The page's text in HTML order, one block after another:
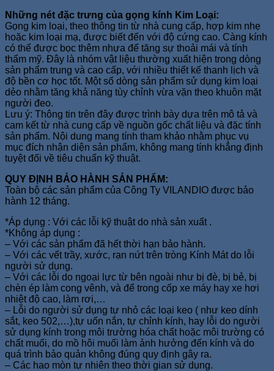
Những nét đặc trưng của gọng kính Kim Loại:
Gọng kim loại, theo thông tin từ nhà cung cấp, hợp kim nhẹ
hoặc kim loại mạ, được biết đến với độ cứng cao. Càng kính
có thể được bọc thêm nhựa để tăng sự thoải mái và tính
thẩm mỹ. Đây là nhóm vật liệu thường xuất hiện trong dòng
sản phẩm trung và cao cấp, với nhiều thiết kế thanh lịch và
độ bền cơ học tốt. Một số dòng sản phẩm sử dụng kim loại
dẻo nhằm tăng khả năng tùy chỉnh vừa vặn theo khuôn mặt
người đeo.
Lưu ý: Thông tin trên đây được trình bày dựa trên mô tả và
cam kết từ nhà cung cấp về nguồn gốc chất liệu và đặc tính
sản phẩm. Nội dung mang tính tham khảo nhằm phục vụ
mục đích nhận diện sản phẩm, không mang tính khẳng định
tuyệt đối về tiêu chuẩn kỹ thuật.
QUY ĐỊNH BẢO HÀNH SẢN PHẨM:
Toàn bộ các sản phẩm của Công Ty VILANDIO được bảo
hành 12 tháng.
*Áp dụng : Với các lỗi kỹ thuật do nhà sản xuất .
*Không áp dụng :
– Với các sản phẩm đã hết thời hạn bảo hành.
– Với các vết trầy, xước, rạn nứt trên tròng Kính Mát do lỗi
người sử dụng.
– Với các lỗi do ngoại lực từ bên ngoài như bị đè, bị bẻ, bị
chèn ép làm cong vênh, và để trong cốp xe máy hay xe hơi
nhiệt độ cao, làm rơi,…
– Lỗi do người sử dụng tự nhỏ các loại keo ( như keo dính
sắt, keo 502,…),tự uốn nắn, tự chỉnh kính, hay lỗi do người
sử dụng kính trong môi trường hóa chất hoặc môi trường có
chất muối, do mồ hôi muối làm ảnh hưởng đến kính và do
quá trình bảo quản không đúng quy định gây ra.
– Các hao mòn tự nhiên theo thời gian sử dụng.